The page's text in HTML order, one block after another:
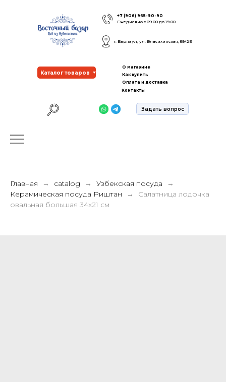
+7 (906) 965-90-90
Ежедневно с 09.00 до 19.00
г. Барнаул, ул. Власихинская, 59/2Е
Каталог товаров
Задать вопрос
О магазине
Как купить
Оплата и доставка
Контакты
Главная catalog
Узбекская посуда
Керамическая посуда Риштан
Салатница лодочка
овальная большая 34х21 см